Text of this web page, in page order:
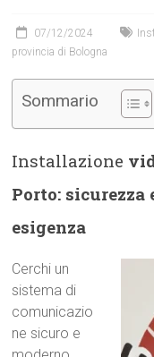
07/12/2024
provincia di Bologna
Sommario
Installazione
Porto: sicurezza
esigenza
Cerchi un
sistema di
comunicazio
ne sicuro e